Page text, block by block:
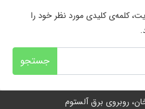
کلمه‌ی کلیدی مورد نظر خود را
جستجو
روبروی برق آلستوم